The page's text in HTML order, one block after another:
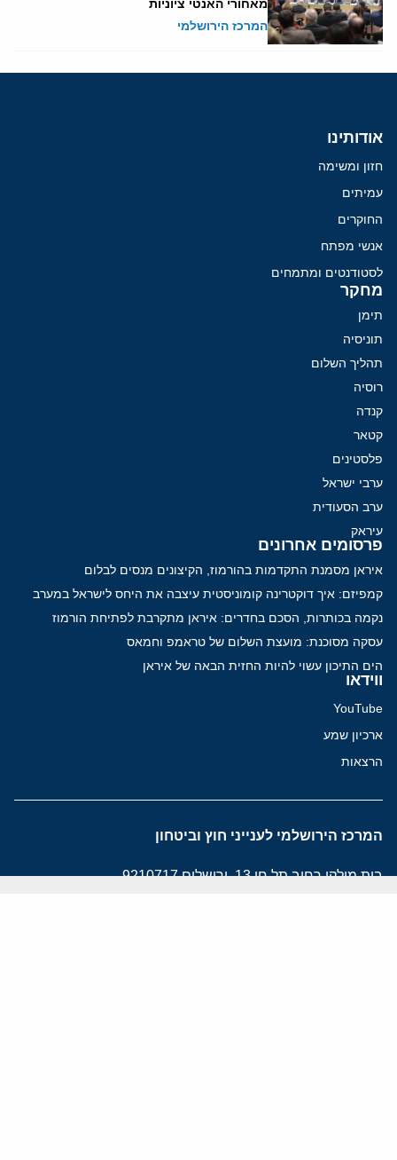
מאחורי האנטי ציוניות
המרכז הירושלמי
אודותינו
חזון ומשימה
עמיתים
החוקרים
אנשי מפתח
לסטודנטים ומתמחים
מחקר
תימן
תוניסיה
תהליך השלום
רוסיה
קנדה
קטאר
פלסטינים
ערבי ישראל
ערב הסעודית
עיראק
פרסומים אחרונים
איראן מסמנת התקדמות בהורמוז, הקיצונים מנסים לבלום
קמפיזם: איך דוקטרינה קומוניסטית עיצבה את היחס לישראל במערב
נקמה בכותרות, הסכם בחדרים: איראן מתקרבת לפתיחת הורמוז
עסקה מסוכנת: מועצת השלום של טראמפ וחמאס
הים התיכון עשוי להיות החזית הבאה של איראן
ווידאו
YouTube
ארכיון שמע
הרצאות
המרכז הירושלמי לענייני חוץ וביטחון
בית מילקן רחוב תל חי 13, ירושלים 9210717